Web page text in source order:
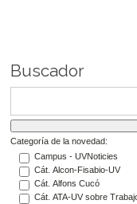
Buscador
Categoría de la novedad:
Campus - UVNoticies
Cát. Alcon-Fisabio-UV
Cát. Alfons Cucó
Cát. ATA-UV sobre